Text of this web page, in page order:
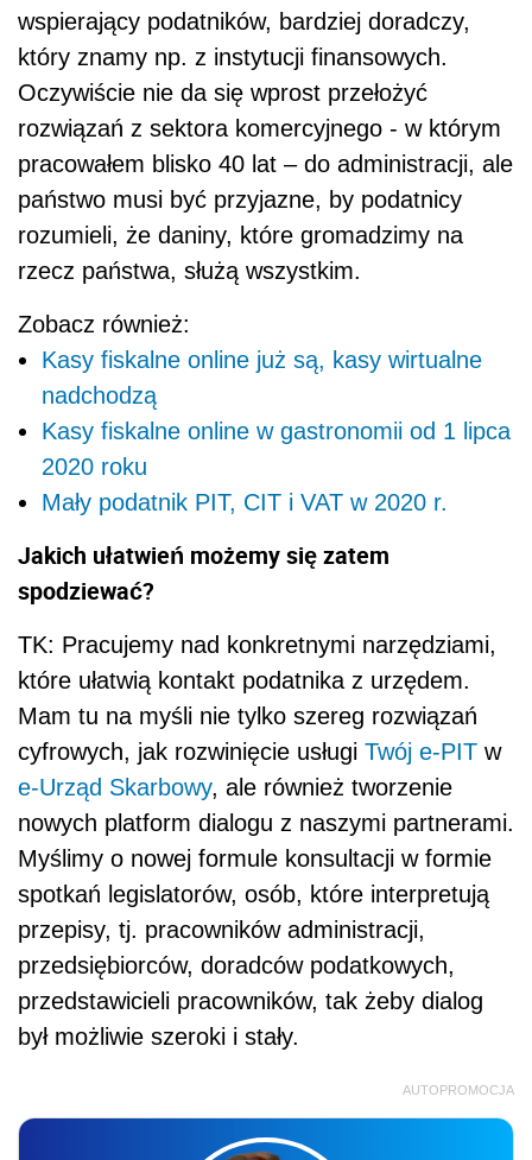
wspierający podatników, bardziej doradczy,
który znamy np. z instytucji finansowych.
Oczywiście nie da się wprost przełożyć
rozwiązań z sektora komercyjnego - w którym
pracowałem blisko 40 lat – do administracji, ale
państwo musi być przyjazne, by podatnicy
rozumieli, że daniny, które gromadzimy na
rzecz państwa, służą wszystkim.
Zobacz również:
Kasy fiskalne online już są, kasy wirtualne
nadchodzą
Kasy fiskalne online w gastronomii od 1 lipca
2020 roku
Mały podatnik PIT, CIT i VAT w 2020 r.
Jakich ułatwień możemy się zatem
spodziewać?
TK: Pracujemy nad konkretnymi narzędziami,
które ułatwią kontakt podatnika z urzędem.
Mam tu na myśli nie tylko szereg rozwiązań
cyfrowych, jak rozwinięcie usługi Twój e-PIT w
e-Urząd Skarbowy, ale również tworzenie
nowych platform dialogu z naszymi partnerami.
Myślimy o nowej formule konsultacji w formie
spotkań legislatorów, osób, które interpretują
przepisy, tj. pracowników administracji,
przedsiębiorców, doradców podatkowych,
przedstawicieli pracowników, tak żeby dialog
był możliwie szeroki i stały.
AUTOPROMOCJA